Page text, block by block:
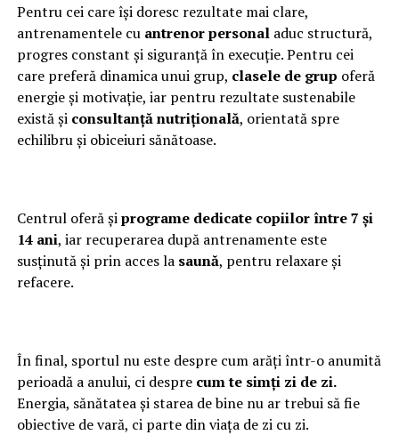
Pentru cei care își doresc rezultate mai clare,
antrenamentele cu antrenor personaladuc structură,
progres constant și siguranță în execuție. Pentru cei
care preferă dinamica unui grup, clasele de grup oferă
energie și motivație, iar pentru rezultate sustenabile
există și consultanță nutrițională, orientată spre
echilibru și obiceiuri sănătoase.
Centrul oferă șiprograme dedicate copiilor între 7 și
14 ani, iar recuperarea după antrenamente este
susținută și prin acces la saună, pentru relaxare și
refacere.
În final, sportul nu este despre cum arăți într-o anumită
perioadă a anului, ci despre cum te simți zi de zi.
Energia, sănătatea și starea de bine nu ar trebui să fie
obiective de vară, ci parte din viața de zi cu zi.